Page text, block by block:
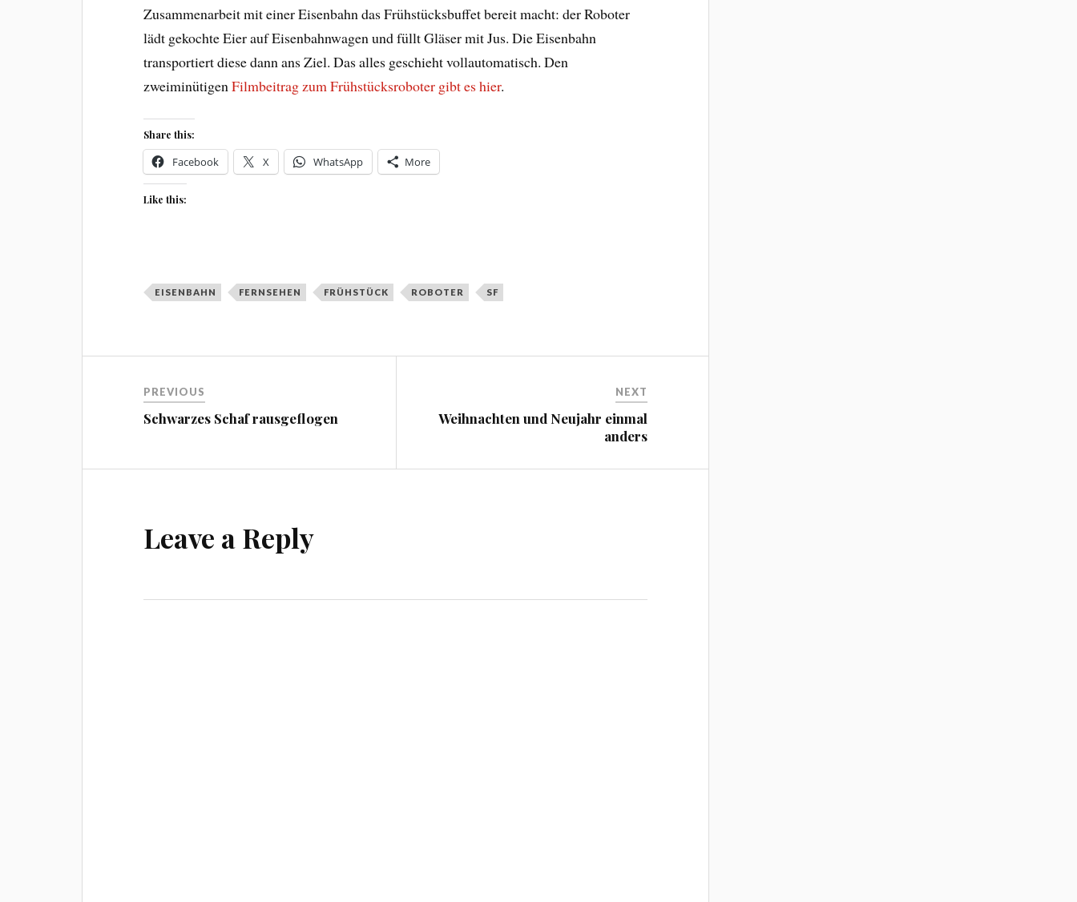
Zusammenarbeit mit einer Eisenbahn das Frühstücksbuffet bereit macht: der Roboter
lädt gekochte Eier auf Eisenbahnwagen und füllt Gläser mit Jus. Die Eisenbahn
transportiert diese dann ans Ziel. Das alles geschieht vollautomatisch. Den
zweiminütigenFilmbeitrag zum Frühstücksroboter gibt es hier.
Share this:
Facebook X WhatsApp More
Like this:
EISENBAHN FERNSEHEN FRÜHSTÜCK ROBOTER SF
PREVIOUS
Schwarzes Schaf rausgeflogen
NEXT
Weihnachten und Neujahr einmal
anders
Leave a Reply